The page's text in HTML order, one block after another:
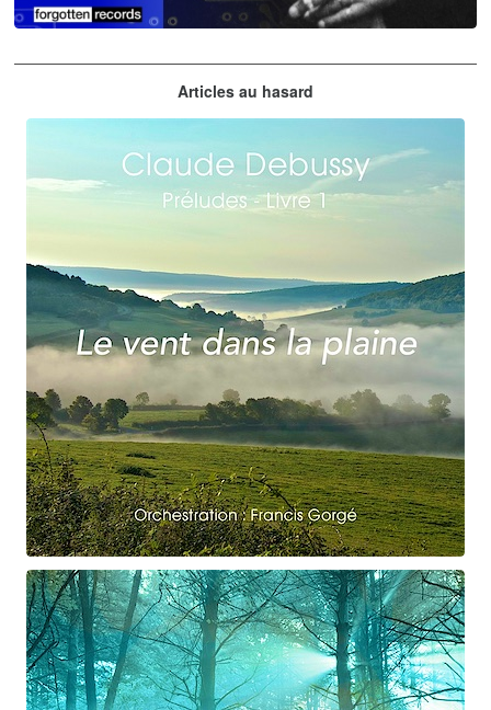
Articles au hasard
Claude Debussy
Le vent dans la plaine